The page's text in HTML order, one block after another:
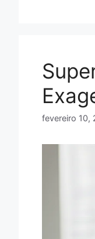
fevereiro 10,